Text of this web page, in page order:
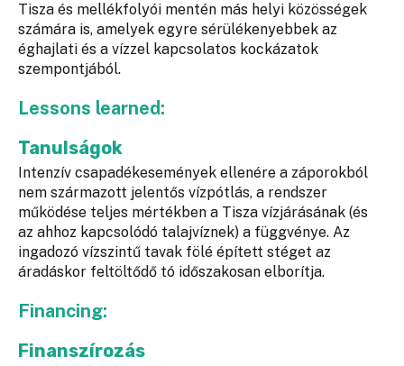
Tisza és mellékfolyói mentén más helyi közösségek
számára is, amelyek egyre sérülékenyebbek az
éghajlati és a vízzel kapcsolatos kockázatok
szempontjából.
Lessons learned:
Tanulságok
Intenzív csapadékesemények ellenére a záporokból
nem származott jelentős vízpótlás, a rendszer
működése teljes mértékben a Tisza vízjárásának (és
az ahhoz kapcsolódó talajvíznek) a függvénye. Az
ingadozó vízszintű tavak fölé épített stéget az
áradáskor feltöltődő tó időszakosan elborítja.
Financing:
Finanszírozás